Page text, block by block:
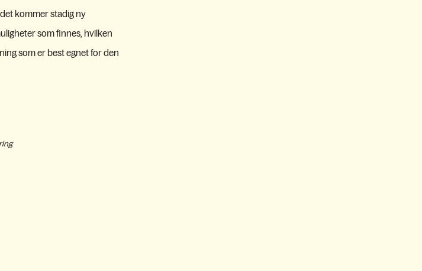
kommer stadig ny
som finnes, hvilken
som er best egnet for den